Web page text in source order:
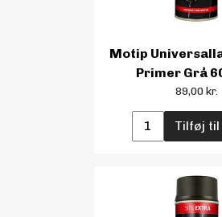
Motip
Primer Grå
89,00 kr.
Tilføj